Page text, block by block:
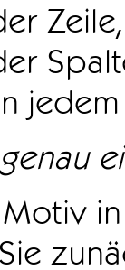
Zeile,
genau